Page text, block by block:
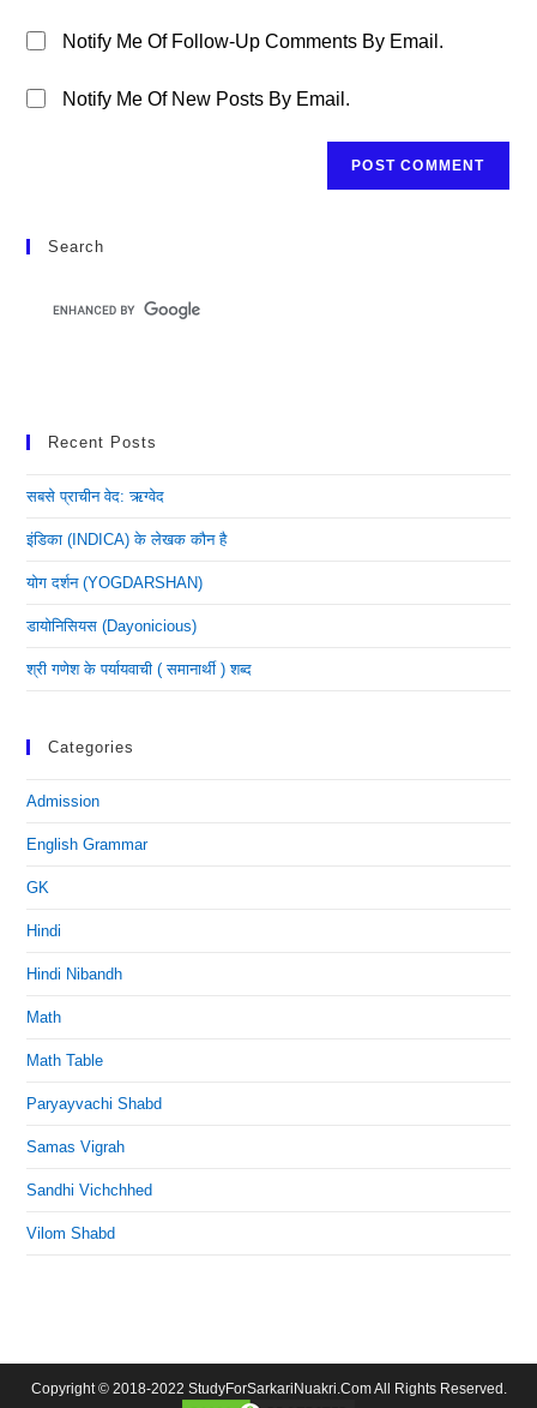
Notify Me Of Follow-Up Comments By Email.
Notify Me Of New Posts By Email.
Search
Recent Posts
सबसे प्राचीन वेद: ऋग्वेद
इंडिका (INDICA) के लेखक कौन है
योग दर्शन (YOGDARSHAN)
डायोनिसियस (dayonicious)
श्री गणेश के पर्यायवाची ( समानार्थी ) शब्द
Categories
Admission
English Grammar
GK
Hindi
Hindi Nibandh
Math
Math Table
Paryayvachi Shabd
Samas Vigrah
Sandhi Vichchhed
Vilom Shabd
Copyright © 2018-2022 StudyForSarkariNuakri.Com All Rights Reserved.